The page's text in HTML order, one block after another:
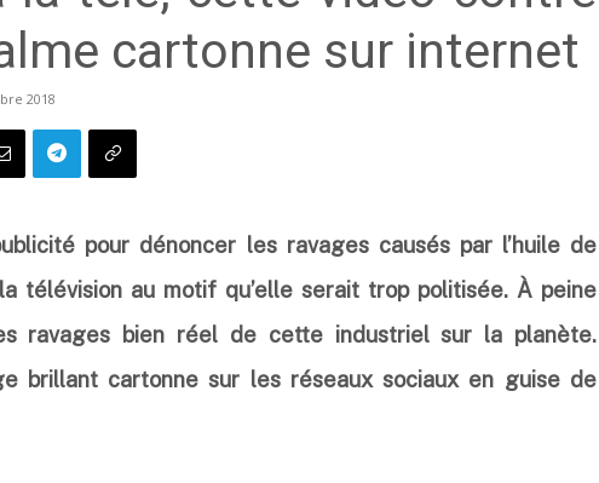
cartonne sur internet
2018
pour dénoncer les ravages causés par l’huile de
télévision au motif qu’elle serait trop politisée. À peine
ravages bien réel de cette industriel sur la planète.
brillant cartonne sur les réseaux sociaux en guise de